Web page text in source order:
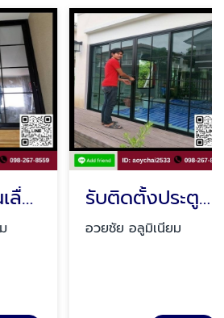
มุ้งลวดบานเลื่อน-บานเปิด-มุ้งจีบ มีนบุรี รับติดตั้งประตูกระจกอลูมิเนียม รามอินทรา
อวยชัย อลูมิเนียม